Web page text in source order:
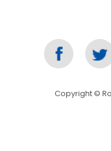
Copyright ©